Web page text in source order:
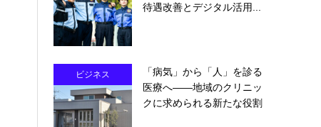
待遇改善とデジタル活用...
ビジネス
「病気」から「人」を診る
医療へ――地域のクリニッ
クに求められる新たな役割